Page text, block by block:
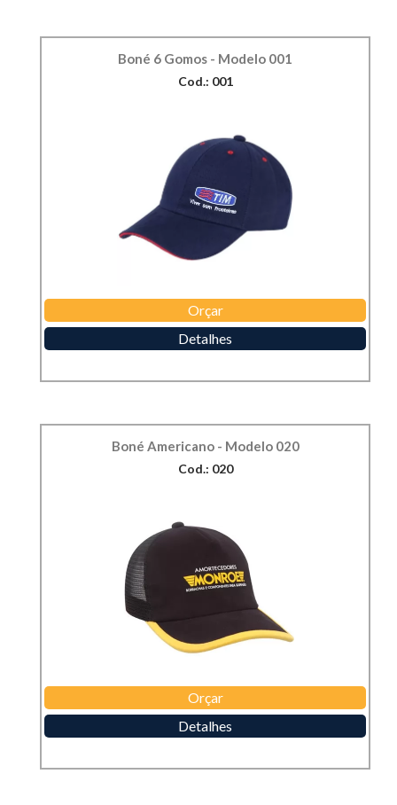
Boné 6 Gomos - Modelo 001
Cod.: 001
Orçar
Detalhes
Boné Americano - Modelo 020
Cod.: 020
Orçar
Detalhes